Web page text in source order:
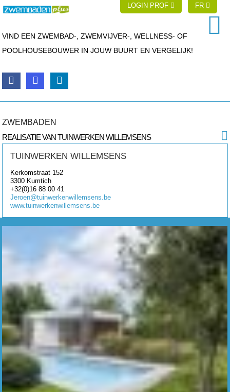
LOGIN PROF FR
VIND EEN ZWEMBAD-, ZWEMVIJVER-, WELLNESS- OF
POOLHOUSEBOUWER IN JOUW BUURT EN VERGELIJK!
ZWEMBADEN
REALISATIE VAN TUINWERKEN WILLEMSENS
TUINWERKEN WILLEMSENS
Kerkomstraat 152
3300 Kumtich
+32(0)16 88 00 41
Jeroen@tuinwerkenwillemsens.be
www.tuinwerkenwillemsens.be